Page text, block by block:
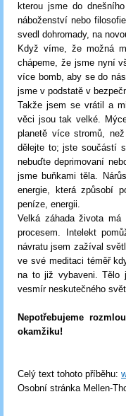
kterou jsme do
náboženství nebo
svedl dohromady, na
Když víme, že možná
chápeme, že jsme nyní
více bomb, aby se do
jsme v podstatě v
Takže jsem se vrátil a
věci jsou tak velké.
planetě více stromů,
dělejte to; jste součástí
nebuďte deprimovaní
jsme buňkami těla.
energie, která způsobí
peníze, energii.
Velká záhada života má
procesem. Intelekt
návratu jsem zažíval
ve své meditaci téměř
na to již vybaveni. Tělo
vesmír neskutečného
Nepotřebujeme
okamžiku!
Celý text tohoto příběhu:
Osobní stránka Mellen-